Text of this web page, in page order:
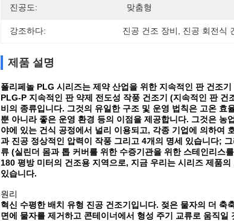
진공도: 맞춤형
강조하다: 진공 건조 장비 진공 회전식
제품 설명
폴리페놀 PLG 시리즈는 제약 산업을 위한 지속적인 판 건조
PLG-P 지속적인 판 약제 전도성 작풍 건조기 (지속적인 판
비의 종류입니다. 그것의 유일한 구조 및 운영 법칙은 고온 효
뿐 아니라 좋은 운영 환경 등의 이점을 제공합니다. 그것은
야에 있는 건식 공정에서 널리 이용되고, 각종 기업에 의하여
과 진공 정상적인 압력이 작풍 그리고 4개의 명세 있습니다;
류 (실린더 몸과 톱 커버를 위한 수증기관을 위한 스테인리스
180 평방 미터의 건조용 지역으로, 지금 우리는 시리즈 제품
있습니다.
원리
혁신 수평한 배치 유형 진공 건조기입니다. 젖은 물자의 더
면에 물자를 제거하고 콘테이너에서 형성 주기 교류로 움직